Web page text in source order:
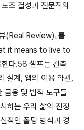
조 결성과 전문직의
(Real Review)』를
it means to live to
다.58 셀프는 건축
설계, 앱의 이용 약관,
금융 및 법적 도구들
하는 우리 삶의 진정
적인 폴딩 방식과 경